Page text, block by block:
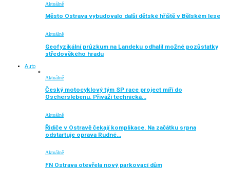
Aktuálně
Město Ostrava vybudovalo další dětské hřiště v Bělském lese
Aktuálně
Geofyzikální průzkum na Landeku odhalil možné pozůstatky
středověkého hradu
Auto
Aktuálně
Český motocyklový tým SP race project míří do
Oscherslebenu. Přiváží technická…
Aktuálně
Řidiče v Ostravě čekají komplikace. Na začátku srpna
odstartuje oprava Rudné…
Aktuálně
FN Ostrava otevřela nový parkovací dům